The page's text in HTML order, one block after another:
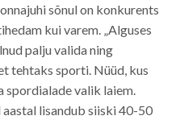
sõnul on konkurents
kui varem. „Alguses
palju valida ning
tehtaks sporti. Nüüd, kus
spordialade valik laiem.
aastal lisandub siiski 40-50